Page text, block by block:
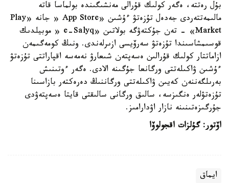
بۇل رەتتە، ەگەر كولىك قۇرالى مەنشىگىندە بولماسا قاتە
مالىمەتتەردى جەدەل تۇزەتۋ ءۇشىن «App Store « جانە «Play
Market» - تەن جۇكتەۋگە بولاتىن «e-Salyq « موبيلدىك
قوسىمشاسىندا تۇزەتۋ سەرۆيسى ازىرلەندى. ونىڭ كومەگىمەن
ازاماتتار كولىك قۇرالىن ەسەپتەن شىعارۋ نەمەسە اقپاراتتى تۇزەتۋ
ءۇشىن ۋاكىلەتتى ورگانعا جۇگىنە الادى. ەگەر ءوتىنىش
بەرىلگەننەن كەيىن ۋاكىلەتتى ورگاننىڭ دەرەكتەر بازاسىنا
تۇزەتۋلەر ەنگىزسە، سالىق ورگانى سالىقتى قايتا ەسەپتەۋدى
جۇرگىزەتىنىنە نازار اۋدارامىز.
اۆتور: گۇلزات اقجولوۆا
ايماق